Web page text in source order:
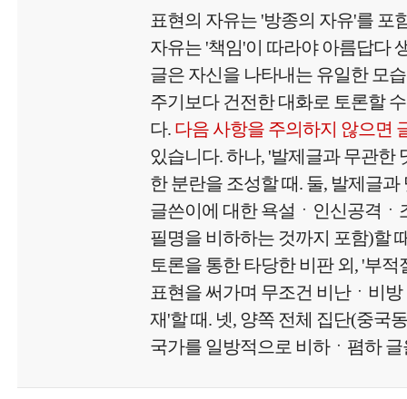
표현의 자유는 '방종의 자유'를 포
자유는 '책임'이 따라야 아름답다
글은 자신을 나타내는 유일한 모
주기보다 건전한 대화로 토론할
다. 다음 사항을 주의하지 않으면
있습니다. 하나, '발제글과 무관한
한 분란을 조성할 때. 둘, 발제글
글쓴이에 대한 욕설ㆍ인신공격ㆍ
필명을 비하하는 것까지 포함)할
토론을 통한 타당한 비판 외, '부
표현을 써가며 무조건 비난ㆍ비
재'할 때. 넷, 양쪽 전체 집단(중국
국가를 일방적으로 비하ㆍ폄하 글